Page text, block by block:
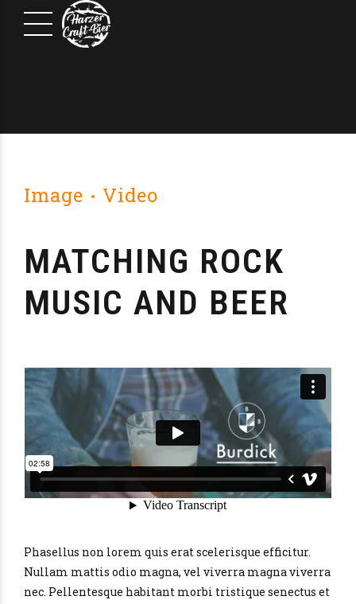
Image Video
MATCHING ROCK
MUSIC AND BEER
Phasellus non lorem quis erat scelerisque efficitur.
Nullam mattis odio magna, vel viverra magna viverra
nec. Pellentesque habitant morbi tristique senectus et